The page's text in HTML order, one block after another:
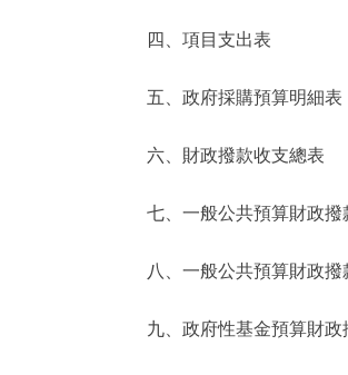
北京概況
綠色北京
ENGLISH
四、項目支出表
五、政府採購預算明細表
六、財政撥款收支總表
七、一般公共預算財政撥
八、一般公共預算財政撥
九、政府性基金預算財政